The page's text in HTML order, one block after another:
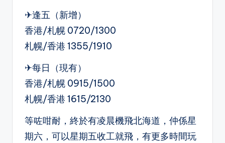
✈逢五（新增）
香港/札幌 0720/1300
札幌/香港 1355/1910
✈每日（現有）
香港/札幌 0915/1500
札幌/香港 1615/2130
等咗咁耐，終於有凌晨機飛北海道，仲係星
期六，可以星期五收工就飛，有更多時間玩